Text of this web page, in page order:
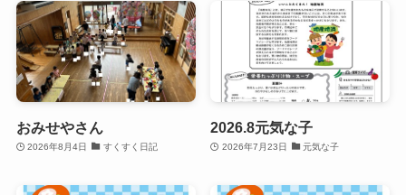
おみせやさん
2026年8月4日 すくすく日記
2026.8元気な子
2026年7月23日 元気な子